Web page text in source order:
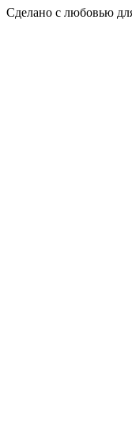
Сделано с любовью